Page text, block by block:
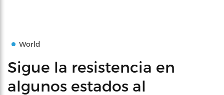
World
Sigue la resistencia en
algunos estados al